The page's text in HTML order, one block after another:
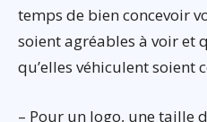
temps de bien concevoir
soient agréables à voir et
qu’elles véhiculent soient
– Pour un logo, une taille